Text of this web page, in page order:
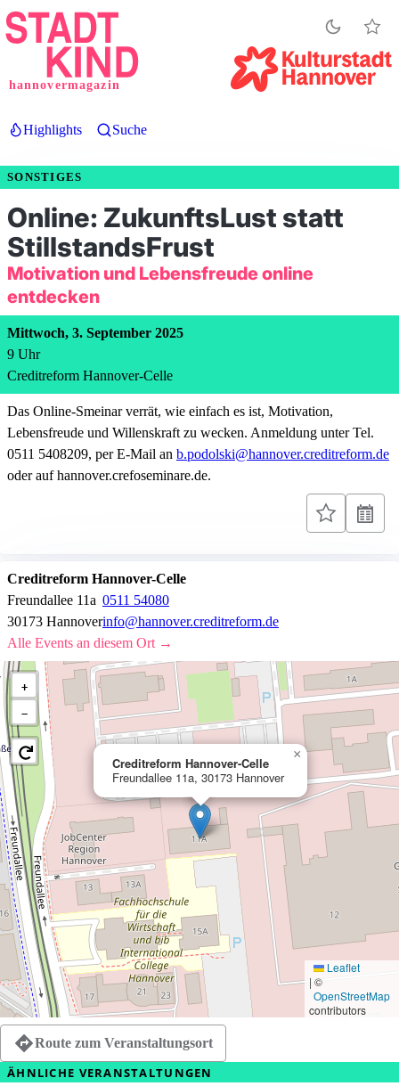
Direkt
zum
hannovermagazin
Highlights Suche
SONSTIGES
Online: ZukunftsLust statt
StillstandsFrust
Motivation und Lebensfreude online
entdecken
Mittwoch, 3. September 2025
9 Uhr
Creditreform Hannover-Celle
Das Online-Smeinar verrät, wie einfach es ist, Motivation,
Lebensfreude und Willenskraft zu wecken. Anmeldung unter Tel.
0511 5408209, per E-Mail an b.podolski@hannover.creditreform.de
oder auf hannover.crefoseminare.de.
Creditreform Hannover-Celle
Freundallee 11a
30173 Hannover
0511 54080
info@hannover.creditreform.de
Alle Events an diesem Ort →
Creditreform Hannover-Celle
Freundallee 11a, 30173 Hannover
×
+
−
Leaflet
| ©
OpenStreetMap
contributors
Route zum Veranstaltungsort
ÄHNLICHE VERANSTALTUNGEN